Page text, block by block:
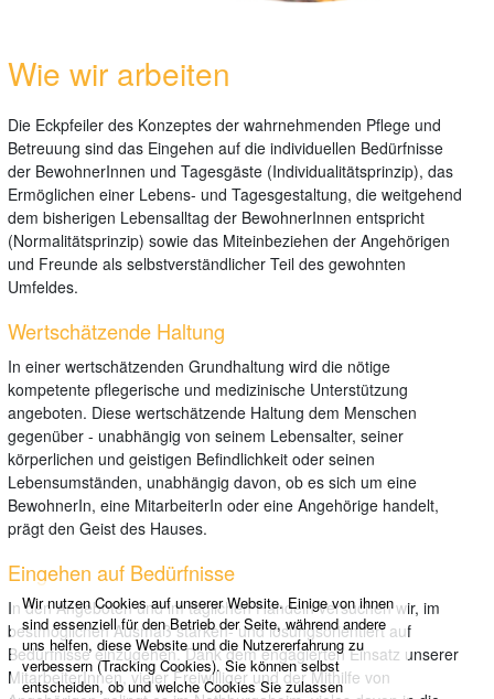
Wir nutzen Cookies auf unserer Website. Einige von ihnen
sind essenziell für den Betrieb der Seite, während andere
uns helfen, diese Website und die Nutzererfahrung zu
verbessern (Tracking Cookies). Sie können selbst
entscheiden, ob und welche Cookies Sie zulassen
Wie wir arbeiten
Die Eckpfeiler des Konzeptes der wahrnehmenden Pflege und
Betreuung sind das Eingehen auf die individuellen Bedürfnisse
der BewohnerInnen und Tagesgäste (Individualitätsprinzip), das
Ermöglichen einer Lebens- und Tagesgestaltung, die weitgehend
dem bisherigen Lebensalltag der BewohnerInnen entspricht
(Normalitätsprinzip) sowie das Miteinbeziehen der Angehörigen
und Freunde als selbstverständlicher Teil des gewohnten
Umfeldes.
Wertschätzende Haltung
In einer wertschätzenden Grundhaltung wird die nötige
kompetente pflegerische und medizinische Unterstützung
angeboten. Diese wertschätzende Haltung dem Menschen
gegenüber - unabhängig von seinem Lebensalter, seiner
körperlichen und geistigen Befindlichkeit oder seinen
Lebensumständen, unabhängig davon, ob es sich um eine
BewohnerIn, eine MitarbeiterIn oder eine Angehörige handelt,
prägt den Geist des Hauses.
Eingehen auf Bedürfnisse
In den Angeboten und im täglichen Handeln versuchen wir, im
bestmöglichen Ausmaß stärken- und lösungsorientiert auf
Bedürfnisse einzugehen. Dank dem engagierten Einsatz unserer
MitarbeiterInnen, vieler Freiwilliger und der Mithilfe von